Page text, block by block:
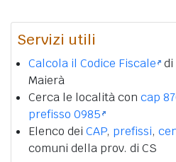
Servizi utili
Calcola il Codice Fiscale di
Maierà
Cerca le località con cap
prefisso 0985
Elenco dei CAP, prefissi,
comuni della prov. di CS